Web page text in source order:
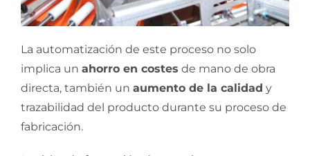
La automatización de este proceso no solo
implica un ahorro en costes de mano de obra
directa, también un aumento de la calidad y
trazabilidad del producto durante su proceso de
fabricación.